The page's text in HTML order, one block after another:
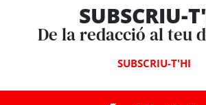
SUBSCRIU-
De la redacció al teu
SUBSCRIU-T'HI